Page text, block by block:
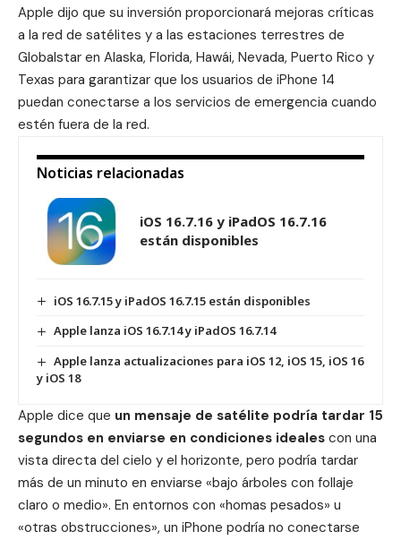
Apple dijo que su inversión proporcionará mejoras críticas
a la red de satélites y a las estaciones terrestres de
Globalstar en Alaska, Florida, Hawái, Nevada, Puerto Rico y
Texas para garantizar que los usuarios de iPhone 14
puedan conectarse a los servicios de emergencia cuando
estén fuera de la red.
Noticias relacionadas
iOS 16.7.16 y iPadOS 16.7.16
están disponibles
iOS 16.7.15 y iPadOS 16.7.15 están disponibles
Apple lanza iOS 16.7.14 y iPadOS 16.7.14
Apple lanza actualizaciones para iOS 12, iOS 15, iOS 16
y iOS 18
Apple dice que un mensaje de satélite podría tardar 15
segundos en enviarse en condiciones ideales con una
vista directa del cielo y el horizonte, pero podría tardar
más de un minuto en enviarse «bajo árboles con follaje
claro o medio». En entornos con «homas pesados» u
«otras obstrucciones», un iPhone podría no conectarse